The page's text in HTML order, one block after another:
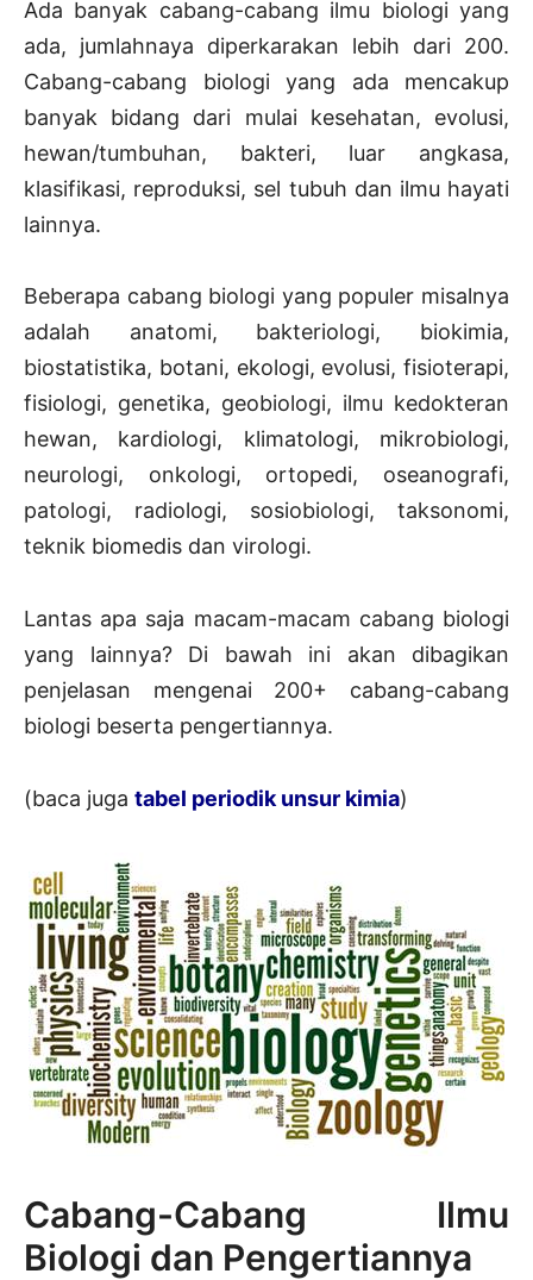
Ada banyak cabang-cabang ilmu biologi yang
ada, jumlahnaya diperkarakan lebih dari 200.
Cabang-cabang biologi yang ada mencakup
banyak bidang dari mulai kesehatan, evolusi,
hewan/tumbuhan, bakteri, luar angkasa,
klasifikasi, reproduksi, sel tubuh dan ilmu hayati
lainnya.
Beberapa cabang biologi yang populer misalnya
adalah anatomi, bakteriologi, biokimia,
biostatistika, botani, ekologi, evolusi, fisioterapi,
fisiologi, genetika, geobiologi, ilmu kedokteran
hewan, kardiologi, klimatologi, mikrobiologi,
neurologi, onkologi, ortopedi, oseanografi,
patologi, radiologi, sosiobiologi, taksonomi,
teknik biomedis dan virologi.
Lantas apa saja macam-macam cabang biologi
yang lainnya? Di bawah ini akan dibagikan
penjelasan mengenai 200+ cabang-cabang
biologi beserta pengertiannya.
(baca juga tabel periodik unsur kimia)
Cabang-Cabang Ilmu
Biologi dan Pengertiannya